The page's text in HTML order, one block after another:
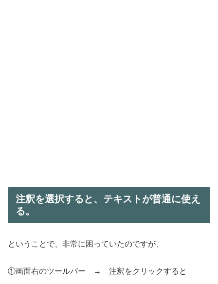
注釈を選択すると、テキストが普通に使え
る。
ということで、非常に困っていたのですが、
①画面右のツールバー → 注釈をクリックすると